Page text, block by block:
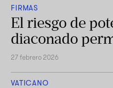
FIRMAS
El riesgo de
diaconado
27 febrero 2026
VATICANO